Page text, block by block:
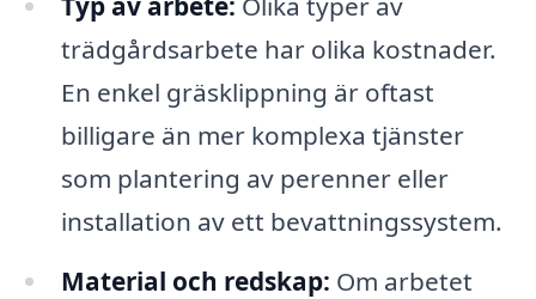
trädgårdsarbete har olika kostnader.
En enkel gräsklippning är oftast
billigare än mer komplexa tjänster
som plantering av perenner eller
installation av ett bevattningssystem.
Material och redskap: Om arbetet